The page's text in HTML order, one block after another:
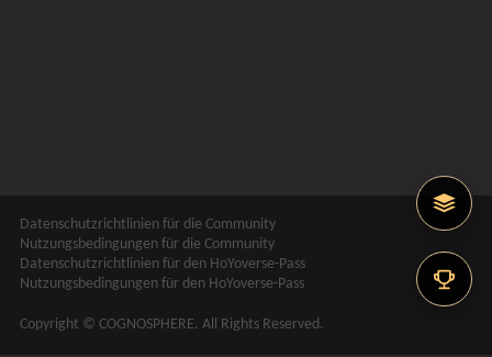
Datenschutzrichtlinien für die Community
Nutzungsbedingungen für die Community
Datenschutzrichtlinien für den HoYoverse-Pass
Nutzungsbedingungen für den HoYoverse-Pass
Copyright © COGNOSPHERE. All Rights Reserved.